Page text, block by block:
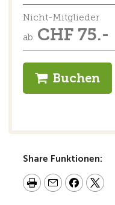
Nicht-Mitglieder
ab CHF 75.-
Buchen
Share Funktionen: